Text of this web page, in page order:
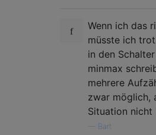
Wenn ich das
müsste ich
in den
minmax
mehrere
zwar möglich,
Situation
Bart